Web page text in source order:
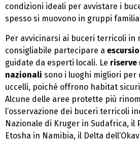
condizioni ideali per avvistare i
spesso si muovono in gruppi
Per avvicinarsi ai buceri terricoli in
consigliabile partecipare a
guidate da esperti locali. Le riserve
nazionali sono i luoghi migliori per
uccelli, poiché offrono habitat
Alcune delle aree protette più
l’osservazione dei buceri terricoli
Nazionale di Kruger in Sudafrica, il
Etosha in Namibia, il Delta